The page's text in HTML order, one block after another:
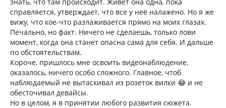
справляется, утверждает, что все у неё налажено. Но я же
вижу, что кое-что разлаживается прямо на моих глазах.
Печально, но факт. Ничего не сделаешь, только лови
момент, когда она станет опасна сама для себя. И дальше
по обстоятельствам.
Короче, пришлось мне освоить видеонаблюдение,
оказалось, ничего особо сложного. Главное, чтоб
наблюдаемый не вытаскивал из розеток вилки 😂 и не
обесточивал девайсы.
Но в целом, я в принятии любого развития сюжета.